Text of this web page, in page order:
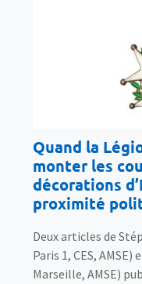
Quand la
monter les
décorations
proximité
Deux articles de
Paris 1, CES,
Marseille, AMSE)